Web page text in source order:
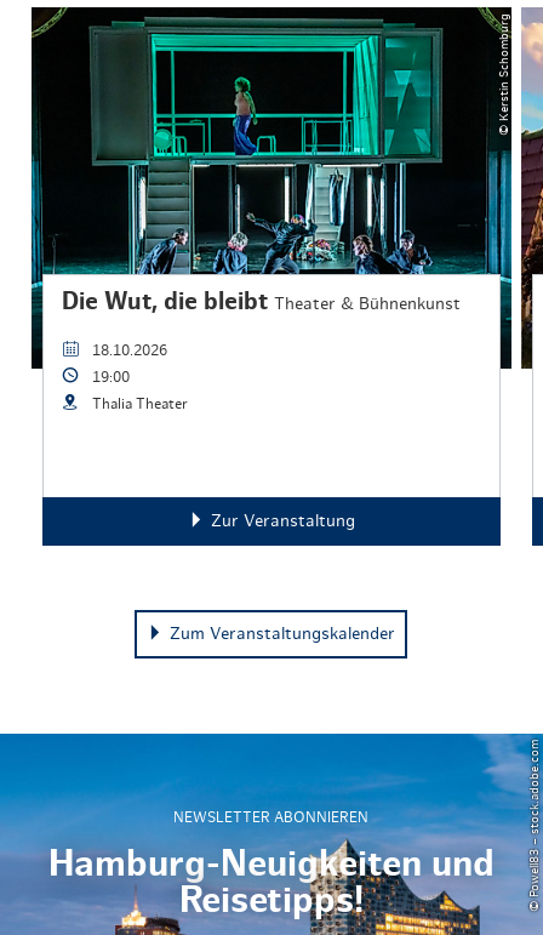
© Kerstin Schomburg
Die Wut, die bleibtTheater & Bühnenkunst
18.10.2026
19:00
Thalia Theater
Zur Veranstaltung
Zum Veranstaltungskalender
NEWSLETTER ABONNIEREN
Hamburg-Neuigkeiten und
Reisetipps!
© Powell83 – stock.adobe.com